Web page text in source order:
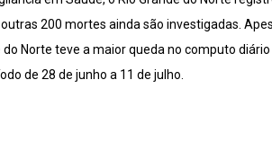
200 mortes ainda são investigadas.
Norte teve a maior queda no computo
de 28 de junho a 11 de julho.